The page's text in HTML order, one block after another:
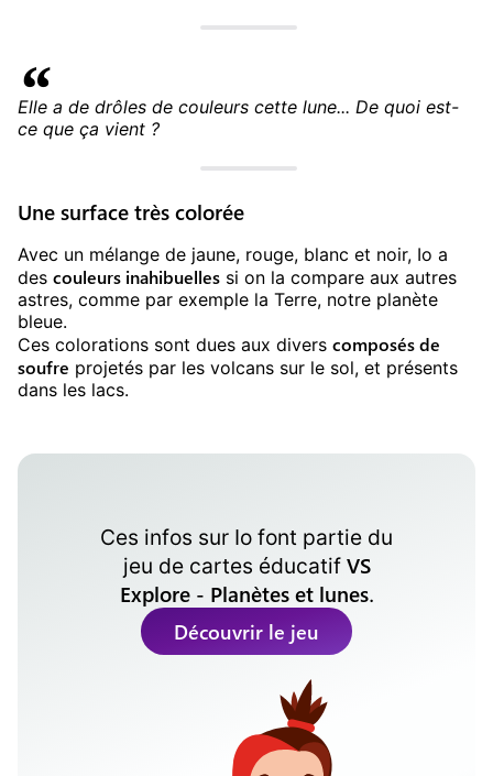
Elle a de drôles de couleurs cette lune... De quoi est-
ce que ça vient ?
Une surface très colorée
Avec un mélange de jaune, rouge, blanc et noir, Io a
des couleurs inahibuelles si on la compare aux autres
astres, comme par exemple la Terre, notre planète
bleue.
Ces colorations sont dues aux divers composés de
soufre projetés par les volcans sur le sol, et présents
dans les lacs.
Ces infos sur Io font partie du
jeu de cartes éducatif VS
Explore - Planètes et lunes.
Découvrir le jeu